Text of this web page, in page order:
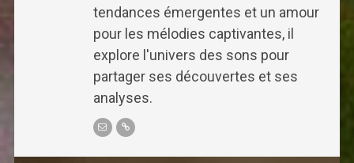
tendances émergentes et un amour
pour les mélodies captivantes, il
explore l'univers des sons pour
partager ses découvertes et ses
analyses.